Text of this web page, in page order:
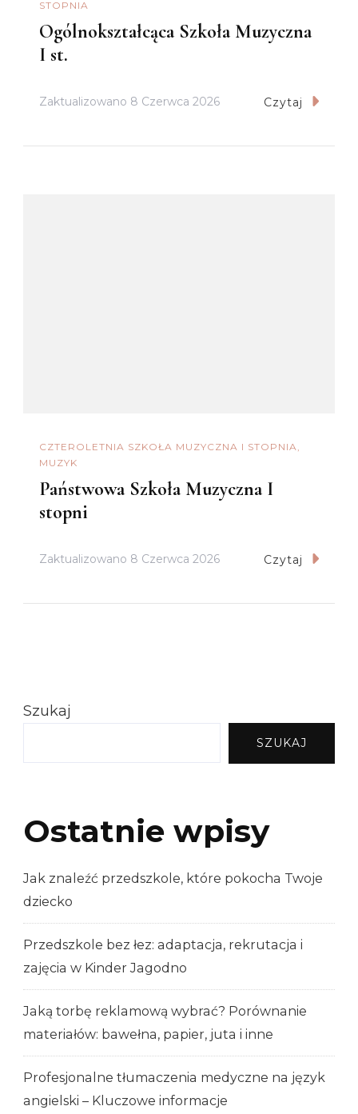
STOPNIA
Ogólnokształcąca Szkoła Muzyczna
I st.
Zaktualizowano 8 Czerwca 2026 Czytaj
CZTEROLETNIA SZKOŁA MUZYCZNA I STOPNIA
MUZYK
Państwowa Szkoła Muzyczna I
stopni
Zaktualizowano 8 Czerwca 2026 Czytaj
Szukaj
SZUKAJ
Ostatnie wpisy
Jak znaleźć przedszkole, które pokocha Twoje
dziecko
Przedszkole bez łez: adaptacja, rekrutacja i
zajęcia w Kinder Jagodno
Jaką torbę reklamową wybrać? Porównanie
materiałów: bawełna, papier, juta i inne
Profesjonalne tłumaczenia medyczne na język
angielski – Kluczowe informacje